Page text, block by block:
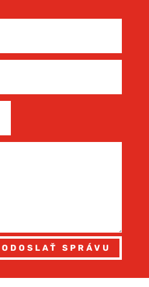
ODOSLAŤ SPRÁVU